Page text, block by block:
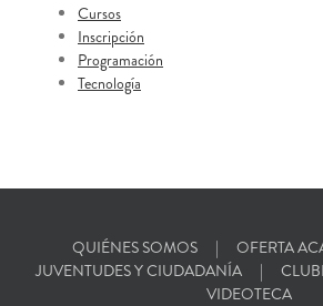
Cursos
Inscripción
Programación
Tecnología
QUIÉNES SOMOS
OFERTA
JUVENTUDES Y CIUDADANÍA
VIDEOTECA